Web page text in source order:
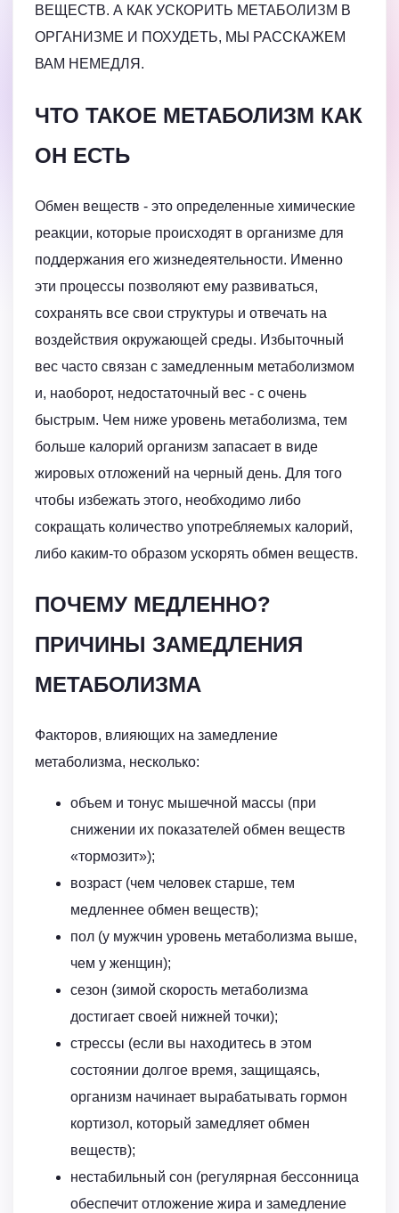
ВЕЩЕСТВ. А КАК УСКОРИТЬ МЕТАБОЛИЗМ В
ОРГАНИЗМЕ И ПОХУДЕТЬ, МЫ РАССКАЖЕМ
ВАМ НЕМЕДЛЯ.
ЧТО ТАКОЕ МЕТАБОЛИЗМ КАК
ОН ЕСТЬ
Обмен веществ - это определенные химические
реакции, которые происходят в организме для
поддержания его жизнедеятельности. Именно
эти процессы позволяют ему развиваться,
сохранять все свои структуры и отвечать на
воздействия окружающей среды. Избыточный
вес часто связан с замедленным метаболизмом
и, наоборот, недостаточный вес - с очень
быстрым. Чем ниже уровень метаболизма, тем
больше калорий организм запасает в виде
жировых отложений на черный день. Для того
чтобы избежать этого, необходимо либо
сокращать количество употребляемых калорий,
либо каким-то образом ускорять обмен веществ.
ПОЧЕМУ МЕДЛЕННО?
ПРИЧИНЫ ЗАМЕДЛЕНИЯ
МЕТАБОЛИЗМА
Факторов, влияющих на замедление
метаболизма, несколько:
объем и тонус мышечной массы (при
снижении их показателей обмен веществ
«тормозит»);
возраст (чем человек старше, тем
медленнее обмен веществ);
пол (у мужчин уровень метаболизма выше,
чем у женщин);
сезон (зимой скорость метаболизма
достигает своей нижней точки);
стрессы (если вы находитесь в этом
состоянии долгое время, защищаясь,
организм начинает вырабатывать гормон
кортизол, который замедляет обмен
веществ);
нестабильный сон (регулярная бессонница
обеспечит отложение жира и замедление